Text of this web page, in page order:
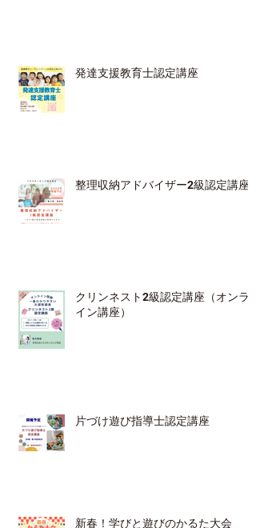
発達支援教育士認定講座
整理収納アドバイザー2級認定講座
クリンネスト2級認定講座（オンラ
イン講座）
片づけ遊び指導士認定講座
新春！学びと遊びのかるた大会